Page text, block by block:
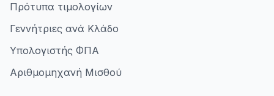
Πρότυπα τιμολογίων
Γεννήτριες ανά Κλάδο
Υπολογιστής ΦΠΑ
Αριθμομηχανή Μισθού